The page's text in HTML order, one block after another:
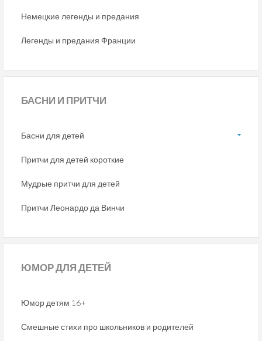
Немецкие легенды и предания
Легенды и предания Франции
БАСНИ И ПРИТЧИ
Басни для детей
Притчи для детей короткие
Мудрые притчи для детей
Притчи Леонардо да Винчи
ЮМОРДЛЯ ДЕТЕЙ
Юмор детям 16+
Смешные стихи про школьников и родителей